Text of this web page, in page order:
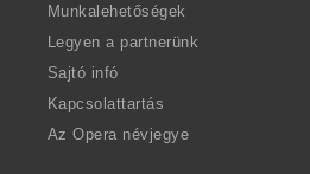
Munkalehetőségek
Legyen a partnerünk
Sajtó infó
Kapcsolattartás
Az Opera névjegye